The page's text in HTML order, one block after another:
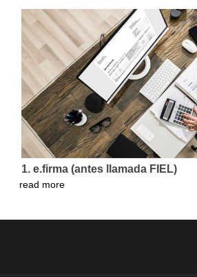
1. e.firma (antes llamada FIEL)
read more